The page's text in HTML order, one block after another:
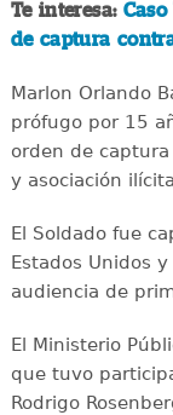
Te interesa:
de captura
Marlon Orlando
prófugo por 15
orden de
y asociación
El Soldado fue
Estados Unidos
audiencia de
El Ministerio
que tuvo
Rodrigo